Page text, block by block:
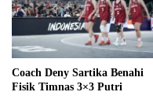
Coach Deny Sartika Benahi
Fisik Timnas 3×3 Putri